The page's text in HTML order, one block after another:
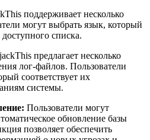
поддерживает несколько
могут выбрать язык, который
списка.
предлагает несколько
лог-файлов. Пользователи
соответствует их
системы.
Пользователи могут
обновление базы
позволяет обеспечить